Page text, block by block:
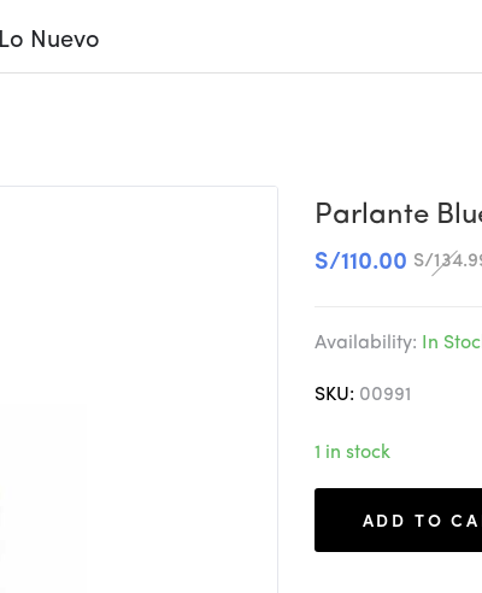
Lo Nuevo
Parlante
S/
S/110.00
Availability: In
SKU: 00991
1 in stock
ADD TO